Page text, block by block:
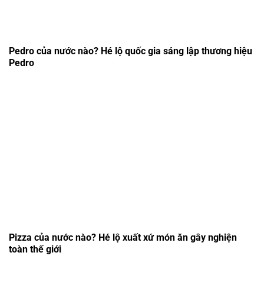
Pedro của nước nào? Hé lộ quốc gia sáng lập thương hiệu
Pedro
Pizza của nước nào? Hé lộ xuất xứ món ăn gây nghiện
toàn thế giới